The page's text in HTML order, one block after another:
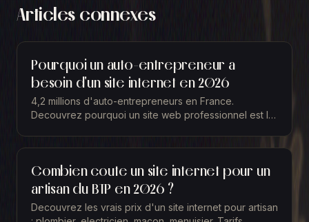
Articles connexes
Pourquoi un auto-entrepreneur a
besoin d'un site internet en 2026
4,2 millions d'auto-entrepreneurs en France.
Decouvrez pourquoi un site web professionnel est le
Combien coute un site internet pour un
artisan du BTP en 2026 ?
Decouvrez les vrais prix d'un site internet pour artisan